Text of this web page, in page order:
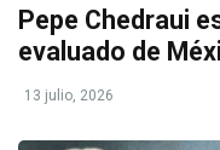
Pepe Chedraui
evaluado de
13 julio, 2026